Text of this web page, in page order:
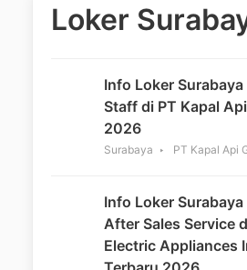
Loker
Info Loker
Staff di PT Kapal
2026
Surabaya PT Kapal Api
Info Loker
After Sales Service
Electric Appliances